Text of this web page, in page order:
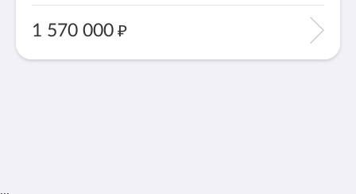
2
Тип гаража: —
В ИЗБРАННОЕ
1 570 000
...